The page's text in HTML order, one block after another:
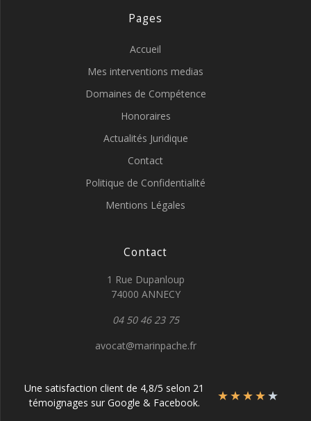
Pages
Accueil
Mes interventions medias
Domaines de Compétence
Honoraires
Actualités Juridique
Contact
Politique de Confidentialité
Mentions Légales
Contact
1 Rue Dupanloup
74000 ANNECY
04 50 46 23 75
avocat@marinpache.fr
Une satisfaction client de 4,8/5 selon 21
témoignages sur Google & Facebook.
★★★★★